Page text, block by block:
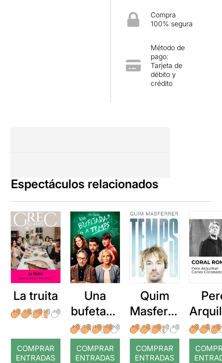
Compra
100% segura
Método de
pago:
Tarjeta de
débito y
crédito
Espectáculos relacionados
La truita
COMPRAR
ENTRADAS
Una
bufetada
a temps
COMPRAR
ENTRADAS
Quim
Masferre
r: Temps
COMPRAR
ENTRADAS
: